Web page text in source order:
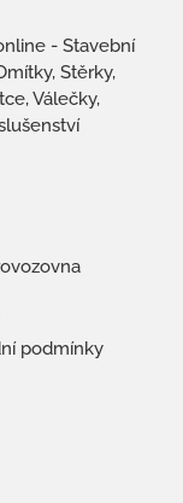
- Stavební
Stěrky,
Válečky,
podmínky